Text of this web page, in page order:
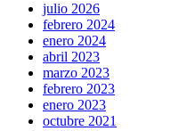
julio 2026
febrero 2024
enero 2024
abril 2023
marzo 2023
febrero 2023
enero 2023
octubre 2021